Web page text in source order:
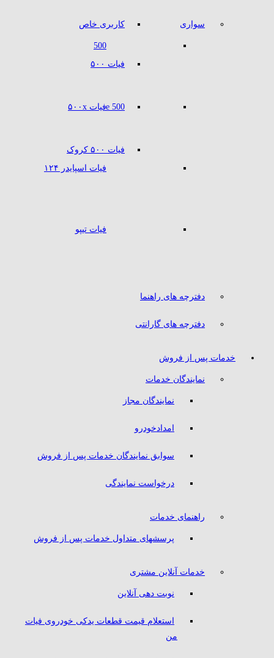
کاربری خاص سواری
500
فیات ۵۰۰
500 e
فیات ۵۰۰ کروک
فیات ۵۰۰x
فیات اسپایدر ۱۲۴
فیات تیپو
دفترچه های راهنما
دفترچه های گارانتی
خدمات پس از فروش
نمایندگان خدمات
نمایندگان مجاز
امدادخودرو
سوابق نمایندگان خدمات پس از فروش
درخواست نمایندگی
راهنمای خدمات
پرسشهای متداول خدمات پس از فروش
خدمات آنلاین مشتری
نوبت دهی آنلاین
استعلام قیمت قطعات یدکی خودروی فیات
من